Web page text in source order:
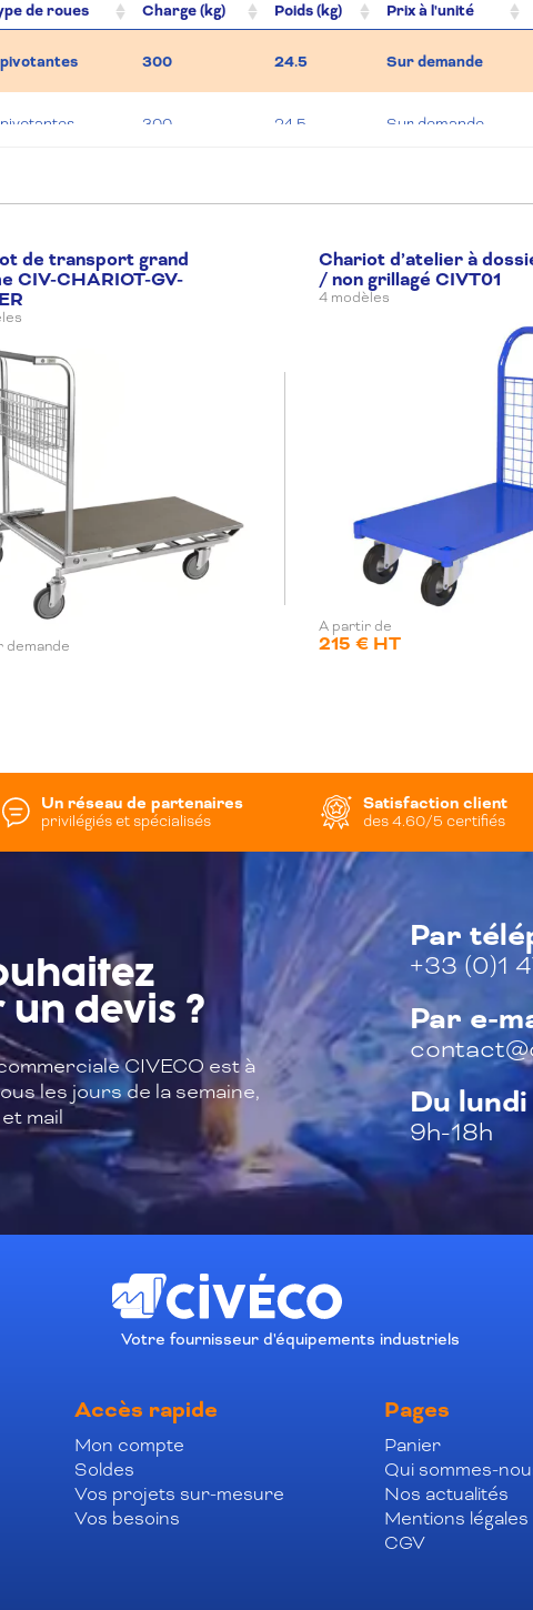
de roues Charge (kg) Poids (kg) Prix à l'unité
300 24.5 Sur demande
300 24.5 Sur demande
de transport grand
CIV-CHARIOT-GV-
demande
Chariot d’atelier à
/ non grillagé CIVT01
4 modèles
A partir de
215 € HT
Un réseau de partenaires
privilégiés et spécialisés
Satisfaction client
des 4.60/5 certifiés
devis ?
CIVECO est à
les jours de la semaine,
mail
Par
+33 (0)1
Par e-
Du
9h-18h
Votre fournisseur d'équipements industriels
Accès rapide
Mon compte
Soldes
Vos projets sur-mesure
Vos besoins
Pages
Panier
Qui sommes-
Nos actualités
Mentions légales
CGV